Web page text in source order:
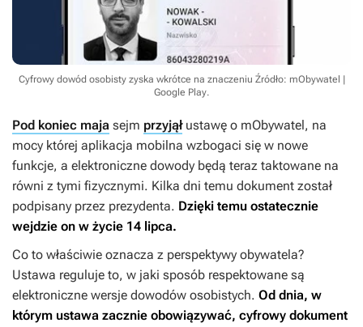
Cyfrowy dowód osobisty zyska wkrótce na znaczeniu Źródło: mObywatel |
Google Play.
Pod koniec maja sejm przyjąłustawę o mObywatel, na
mocy której aplikacja mobilna wzbogaci się w nowe
funkcje, a elektroniczne dowody będą teraz taktowane na
równi z tymi fizycznymi. Kilka dni temu dokument został
podpisany przez prezydenta. Dzięki temu ostatecznie
wejdzie on w życie 14 lipca.
Co to właściwie oznacza z perspektywy obywatela?
Ustawa reguluje to, w jaki sposób respektowane są
elektroniczne wersje dowodów osobistych. Od dnia, w
którym ustawa zacznie obowiązywać, cyfrowy dokument